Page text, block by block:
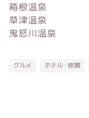
箱根温泉
草津温泉
鬼怒川温泉
グルメ ホテル・旅館